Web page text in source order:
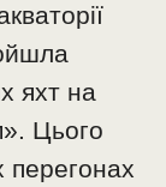
яхт на
Цього
перегонах